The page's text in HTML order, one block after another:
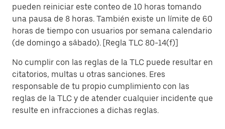
pueden reiniciar este conteo de 10 horas tomando
una pausa de 8 horas. También existe un límite de 60
horas de tiempo con usuarios por semana calendario
(de domingo a sábado). [Regla TLC 80-14(f)]
No cumplir con las reglas de la TLC puede resultar en
citatorios, multas u otras sanciones. Eres
responsable de tu propio cumplimiento con las
reglas de la TLC y de atender cualquier incidente que
resulte en infracciones a dichas reglas.